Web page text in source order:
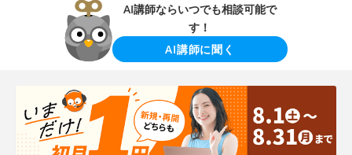
AI講師ならいつでも相談可能で
す！
AI講師に聞く